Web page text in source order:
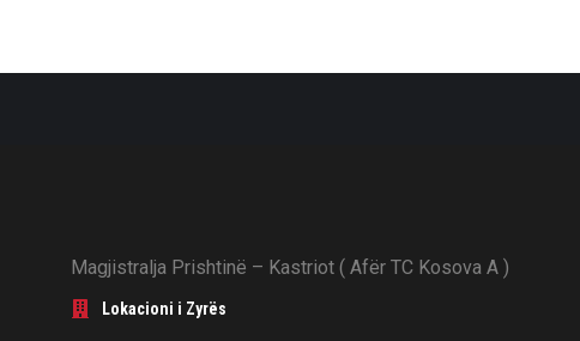
Magjistralja Prishtinë – Kastriot ( Afër TC Kosova A )
Lokacioni i Zyrës